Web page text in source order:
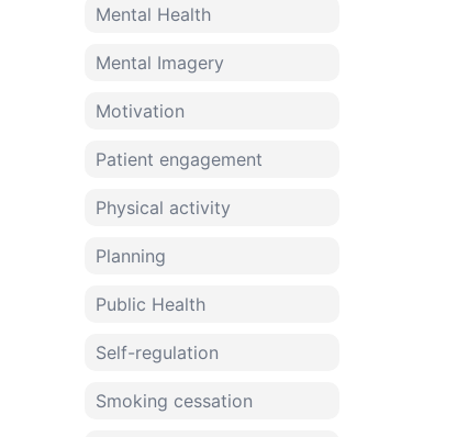
Mental Health
Mental Imagery
Motivation
Patient engagement
Physical activity
Planning
Public Health
Self-regulation
Smoking cessation